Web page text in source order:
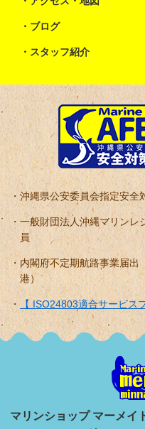
ブログ
スタッフ紹介
沖縄県公安委員会指定安全
一般財団法人沖縄マリンレ
員
内閣府不定期航路事業届出
港）
【 ISO24803適合サービス
マリンショップ マーメ